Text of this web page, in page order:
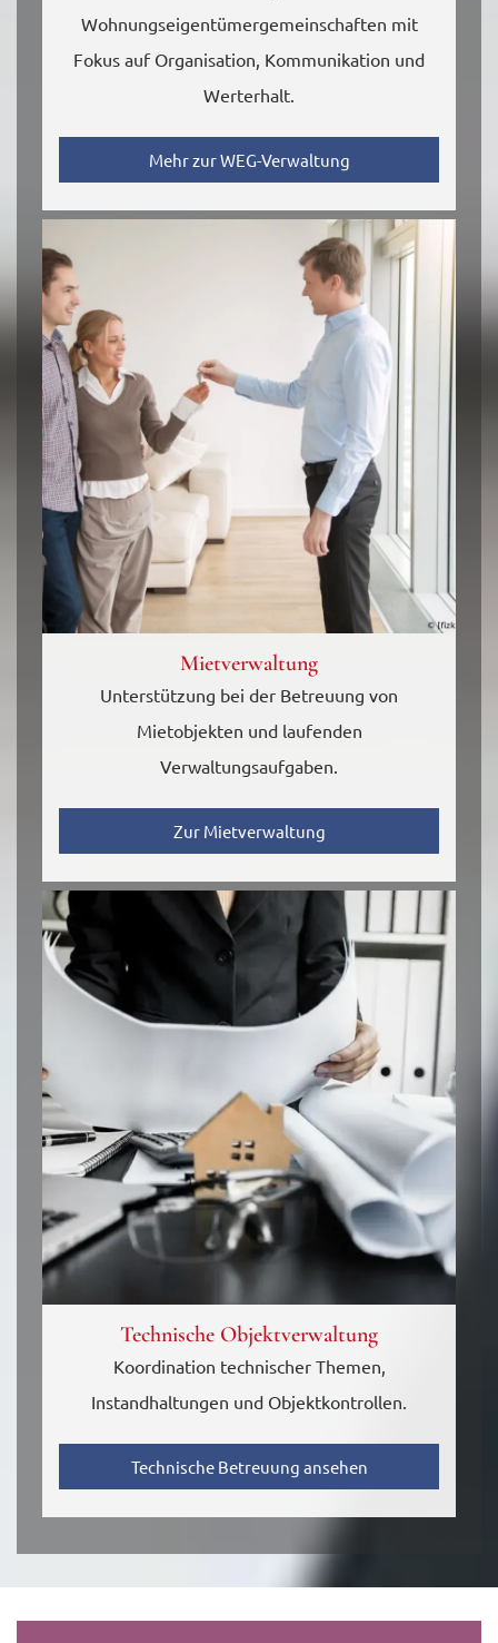
Wohnungseigentümergemeinschaften mit
Fokus auf Organisation, Kommunikation und
Werterhalt.
Mehr zur WEG-Verwaltung
Mietverwaltung
Unterstützung bei der Betreuung von
Mietobjekten und laufenden
Verwaltungsaufgaben.
Zur Mietverwaltung
Technische Objektverwaltung
Koordination technischer Themen,
Instandhaltungen und Objektkontrollen.
Technische Betreuung ansehen